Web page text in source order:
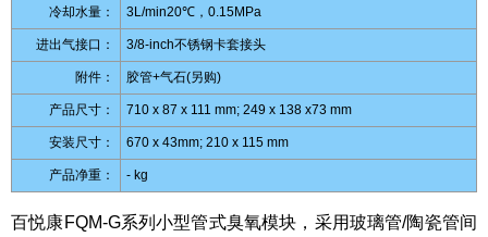
冷却水量： 3L/min20℃，0.15MPa
进出气接口： 3/8-inch不锈钢卡套接头
附件： 胶管+气石(另购)
产品尺寸： 710 x 87 x 111 mm; 249 x 138 x73 mm
安装尺寸： 670 x 43mm; 210 x 115 mm
产品净重： - kg
百悦康FQM-G系列小型管式臭氧模块，采用玻璃管/陶瓷管间